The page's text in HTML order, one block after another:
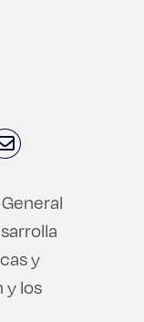
y
y los